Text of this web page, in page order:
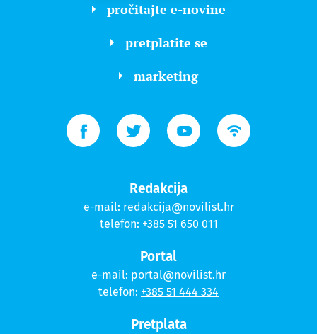
pročitajte e-novine
pretplatite se
marketing
Redakcija
e-mail: redakcija@novilist.hr
telefon: +385 51 650 011
Portal
e-mail: portal@novilist.hr
telefon: +385 51 444 334
Pretplata